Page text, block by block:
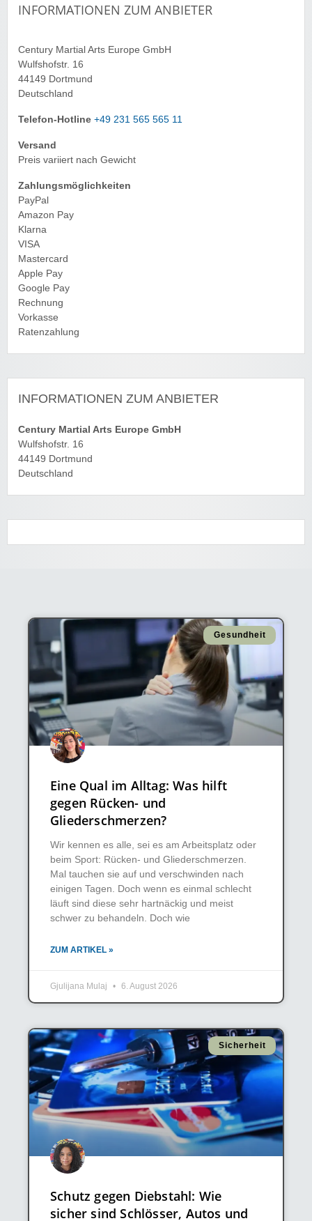
INFORMATIONEN ZUM ANBIETER
Century Martial Arts Europe GmbH
Wulfshofstr. 16
44149 Dortmund
Deutschland
Telefon-Hotline +49 231 565 565 11
Versand
Preis variiert nach Gewicht
Zahlungsmöglichkeiten
PayPal
Amazon Pay
Klarna
VISA
Mastercard
Apple Pay
Google Pay
Rechnung
Vorkasse
Ratenzahlung
INFORMATIONEN ZUM ANBIETER
Century Martial Arts Europe GmbH
Wulfshofstr. 16
44149 Dortmund
Deutschland
Gesundheit
Eine Qual im Alltag: Was hilft
gegen Rücken- und
Gliederschmerzen?
Wir kennen es alle, sei es am Arbeitsplatz oder
beim Sport: Rücken- und Gliederschmerzen.
Mal tauchen sie auf und verschwinden nach
einigen Tagen. Doch wenn es einmal schlecht
läuft sind diese sehr hartnäckig und meist
schwer zu behandeln. Doch wie
ZUM ARTIKEL »
Gjulijana Mulaj 6. August 2026
Sicherheit
Schutz gegen Diebstahl: Wie
sicher sind Schlösser, Autos und